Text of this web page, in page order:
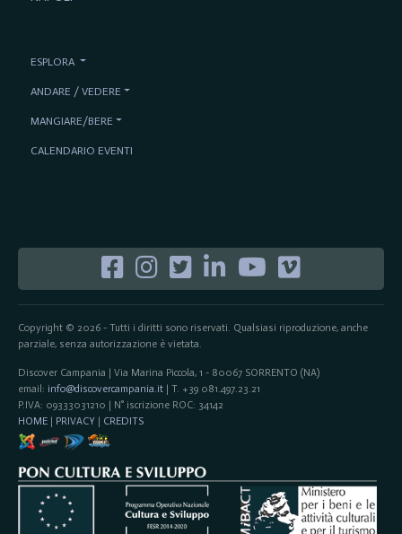
Copyright © 2026 - Tutti i diritti sono riservati. Qualsiasi riproduzione, anche
parziale, senza autorizzazione è vietata.
Discover Campania | Via Marina Piccola, 1 - 80067 SORRENTO (NA)
email: info@discovercampania.it| T. +39 081.497.23.21
P.IVA: 09333031210 | N° iscrizione ROC: 34142
HOME| PRIVACY | CREDITS
ESPLORA
ANDARE / VEDERE
MANGIARE/BERE
CALENDARIO EVENTI